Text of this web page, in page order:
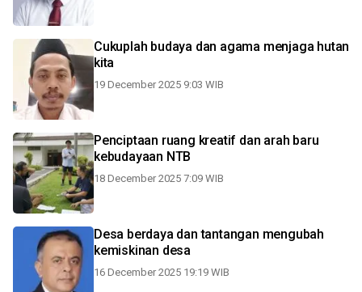
Cukuplah budaya dan agama menjaga hutan
kita
19 December 2025 9:03 WIB
Penciptaan ruang kreatif dan arah baru
kebudayaan NTB
18 December 2025 7:09 WIB
Desa berdaya dan tantangan mengubah
kemiskinan desa
16 December 2025 19:19 WIB